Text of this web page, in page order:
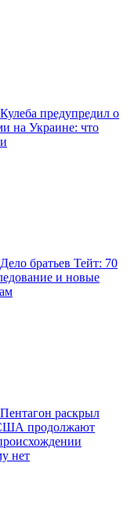
Кулеба предупредил о
на Украине: что
Дело братьев Тейт: 70
и новые
Пентагон раскрыл
продолжают
нет